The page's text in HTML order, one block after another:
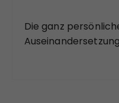
Die ganz